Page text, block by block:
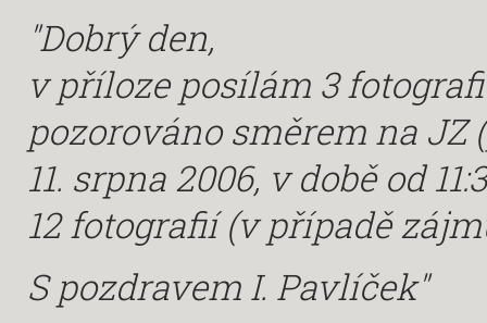
"Dobrý den,
v příloze posílám 3
pozorováno směrem na JZ
11. srpna 2006, v době od
12 fotografií (v případě
S pozdravem I. Pavlíček"